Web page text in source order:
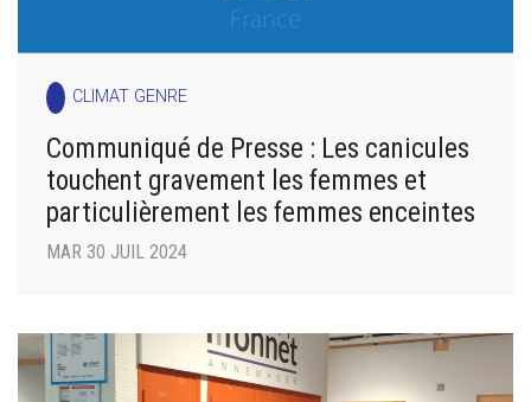
CLIMAT GENRE
Communiqué de Presse : Les canicules
touchent gravement les femmes et
particulièrement les femmes enceintes
MAR 30 JUIL 2024